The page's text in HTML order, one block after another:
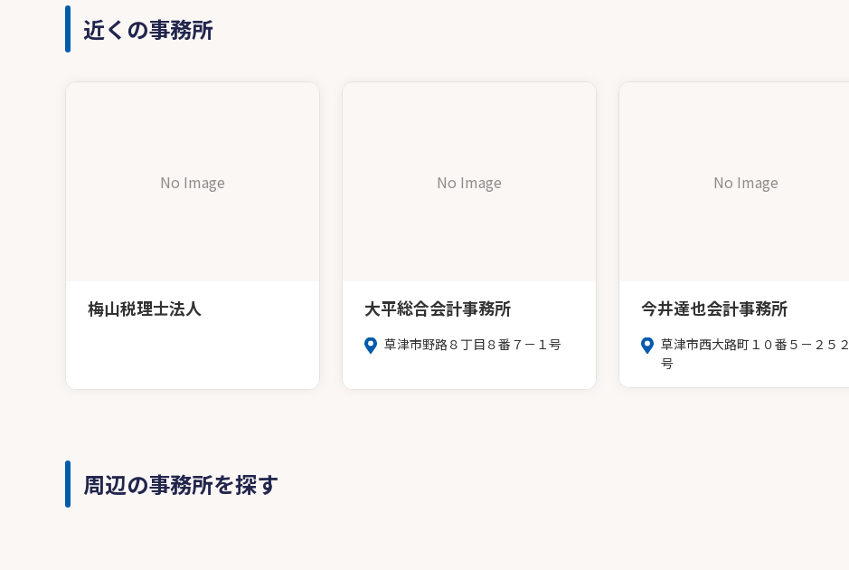
近くの事務所
No Image
梅山税理士法人
No Image
大平総合会計事務所
草津市野路８丁目８番７－１号
No Image
今井達也会計事務所
草津市西大路町１０番５－２５２
号
周辺の事務所を探す